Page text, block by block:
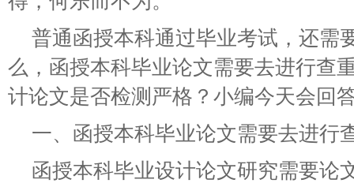
普通函授本科通过毕业考试，还需
么，函授本科毕业论文需要去进行查
计论文是否检测严格？小编今天会回
一、函授本科毕业论文需要去进行
函授本科毕业设计论文研究需要论